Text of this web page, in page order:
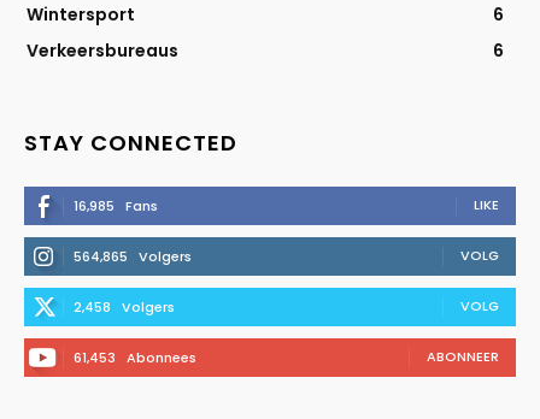
Wintersport
6
Verkeersbureaus
6
STAY CONNECTED
16,985 Fans LIKE
564,865 Volgers VOLG
2,458 Volgers VOLG
61,453 Abonnees ABONNEER